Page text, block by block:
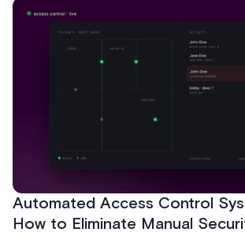
Automated Access Control
How to Eliminate Manual